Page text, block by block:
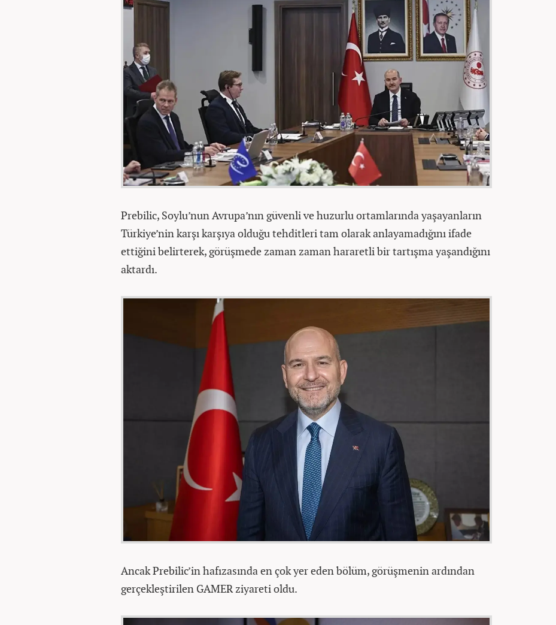
Prebilic, Soylu’nun Avrupa’nın güvenli ve huzurlu ortamlarında yaşayanların
Türkiye’nin karşı karşıya olduğu tehditleri tam olarak anlayamadığını ifade
ettiğini belirterek, görüşmede zaman zaman hararetli bir tartışma yaşandığını
aktardı.
Ancak Prebilic’in hafızasında en çok yer eden bölüm, görüşmenin ardından
gerçekleştirilen GAMER ziyareti oldu.